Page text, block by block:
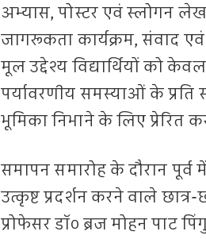
अभ्यास, पोस्टर एवं स्लोगन
जागरूकता कार्यक्रम, संवाद एवं
मूल उद्देश्य विद्यार्थियों को
पर्यावरणीय समस्याओं के
भूमिका निभाने के लिए प्रेरित
समापन समारोह के दौरान पूर्व
उत्कृष्ट प्रदर्शन करने वाले
प्रोफेसर डॉ० ब्रज मोहन पाट